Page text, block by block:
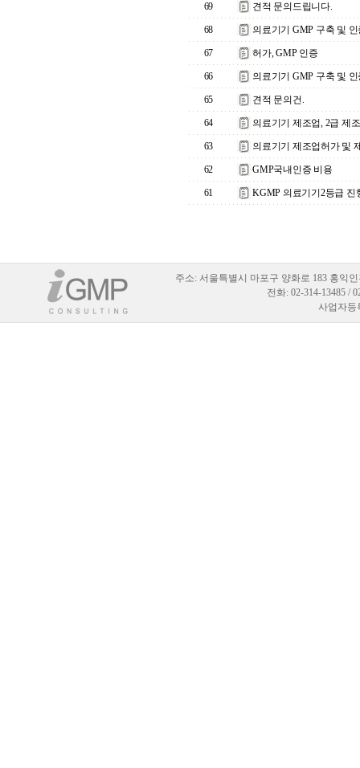
69 견적 문의드립니다.
68 의료기기 GMP 구축 및
67 허가, GMP 인증
66 의료기기 GMP 구축 및
65 견적 문의건.
64 의료기기 제조업, 2급 제
63 의료기기 제조업허가 및
62 GMP국내인증 비용
61 KGMP 의료기기2등급 진
주소: 서울특별시 마포구 양화로 183 홍익
전화: 02-314-13485 /
사업자등